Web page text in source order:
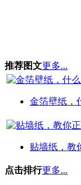
推荐图文更多...
金箔壁纸，
贴墙纸，教
点击排行更多...